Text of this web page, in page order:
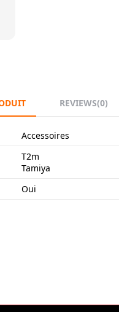
REVIEWS(0)
Accessoires
T2m
Tamiya
Oui